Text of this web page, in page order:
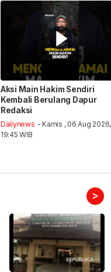
Aksi Main Hakim Sendiri
Kembali Berulang Dapur
Redaksi
Dailynews - Kamis , 06 Aug 2026,
19:45 WIB
>